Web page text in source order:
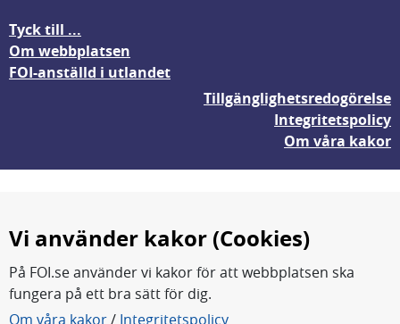
Tyck till ...
Om webbplatsen
FOI-anställd i utlandet
Tillgänglighetsredogörelse
Integritetspolicy
Om våra kakor
FOI forskar för en säkrare värld.
Vi använder kakor (Cookies)
På FOI.se använder vi kakor för att webbplatsen ska
fungera på ett bra sätt för dig.
Om våra kakor/ Integritetspolicy